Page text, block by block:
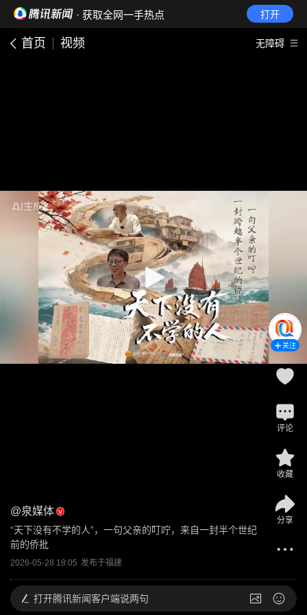
· 获取全网一手热点 打开
首页 视频 无障碍
@泉媒体
“天下没有不学的人”，一句父亲的叮咛，来自一封半个世纪
前的侨批
2026-05-28 18:05 发布于福建
关注
评论
收藏
分享
打开腾讯新闻客户端说两句